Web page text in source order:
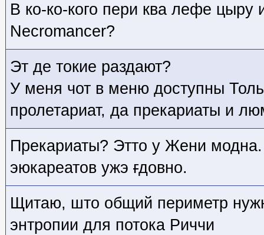
В ко-ко-кого пери ква лефе цыру
Necromancer?
Эт де токие раздают?
У меня чот в меню доступны
пролетариат, да прекариаты и
Прекариаты? Этто у Жени
эюкареатов ужэ гдовно.
Щитаю, што общий периметр
энтропии для потока Риччи